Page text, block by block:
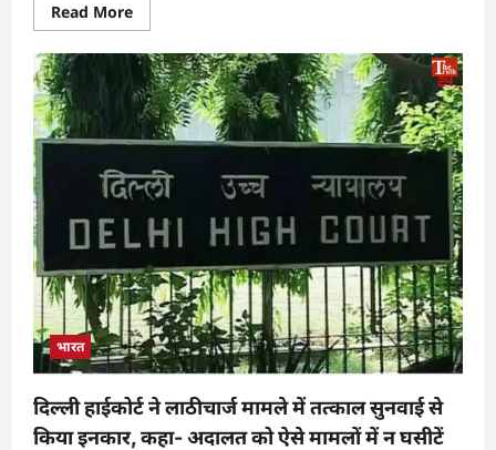
Read More
भारत
दिल्ली हाईकोर्ट ने लाठीचार्ज मामले में तत्काल सुनवाई से
किया इनकार, कहा- अदालत को ऐसे मामलों में न घसीटें